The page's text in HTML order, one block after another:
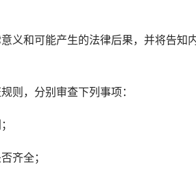
和可能产生的法律后果，并将告知
，分别审查下列事项：
齐全；